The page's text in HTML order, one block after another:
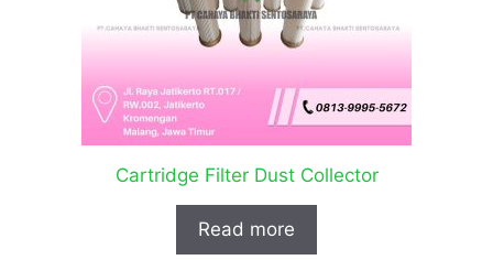
Cartridge Filter Dust Collector
Read more